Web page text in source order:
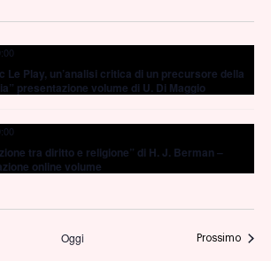
Le Play, un’analisi critica di un precursore della
presentazione volume di U. Di Maggio
tra diritto e religione” di H. J. Berman –
online volume
Oggi ProssimoEventi